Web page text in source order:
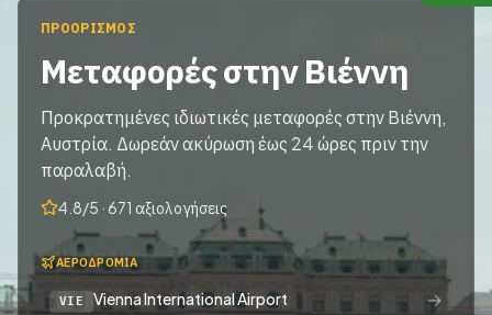
ΠΡΟΟΡΙΣΜΌΣ
Μεταφορές στην Βιέννη
Προκρατημένες ιδιωτικές μεταφορές στην Βιέννη,
Αυστρία. Δωρεάν ακύρωση έως 24 ώρες πριν την
παραλαβή.
4.8/5 · 671 αξιολογήσεις
ΑΕΡΟΔΡΌΜΙΑ
VIE Vienna International Airport →